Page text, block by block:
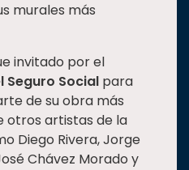
murales más
invitado por el
Seguro Social para
de su obra más
otros artistas de la
Diego Rivera, Jorge
Chávez Morado y